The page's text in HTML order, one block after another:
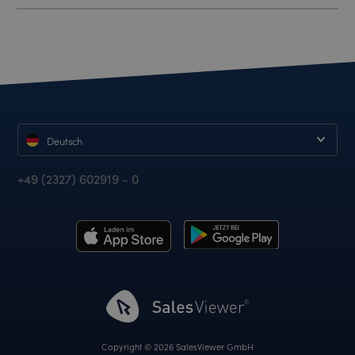
Deutsch
+49 (2327) 602919 - 0
Copyright © 2026 SalesViewer GmbH